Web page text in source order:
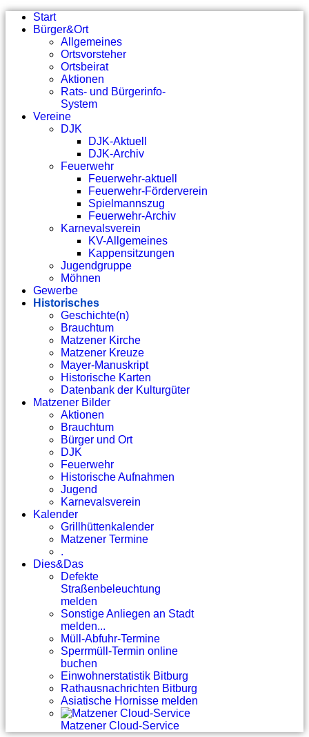
Start
Bürger&Ort
Allgemeines
Ortsvorsteher
Ortsbeirat
Aktionen
Rats- und Bürgerinfo-
System
Vereine
DJK
DJK-Aktuell
DJK-Archiv
Feuerwehr
Feuerwehr-aktuell
Feuerwehr-Förderverein
Spielmannszug
Feuerwehr-Archiv
Karnevalsverein
KV-Allgemeines
Kappensitzungen
Jugendgruppe
Möhnen
Gewerbe
Historisches
Geschichte(n)
Brauchtum
Matzener Kirche
Matzener Kreuze
Mayer-Manuskript
Historische Karten
Datenbank der Kulturgüter
Matzener Bilder
Aktionen
Brauchtum
Bürger und Ort
DJK
Feuerwehr
Historische Aufnahmen
Jugend
Karnevalsverein
Kalender
Grillhüttenkalender
Matzener Termine
.
Dies&Das
Defekte
Straßenbeleuchtung
melden
Sonstige Anliegen an Stadt
melden...
Müll-Abfuhr-Termine
Sperrmüll-Termin online
buchen
Einwohnerstatistik Bitburg
Rathausnachrichten Bitburg
Asiatische Hornisse melden
Matzener Cloud-Service